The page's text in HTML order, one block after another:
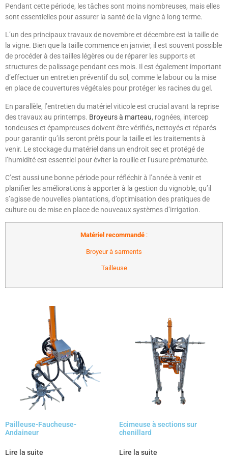
Pendant cette période, les tâches sont moins nombreuses, mais elles
sont essentielles pour assurer la santé de la vigne à long terme.
L’un des principaux travaux de novembre et décembre est la taille de
la vigne. Bien que la taille commence en janvier, il est souvent possible
de procéder à des tailles légères ou de réparer les supports et
structures de palissage pendant ces mois. Il est également important
d’effectuer un entretien préventif du sol, comme le labour ou la mise
en place de couvertures végétales pour protéger les racines du gel.
En parallèle, l’entretien du matériel viticole est crucial avant la reprise
des travaux au printemps. Broyeurs à marteau, rognées, intercep
tondeuses et épampreuses doivent être vérifiés, nettoyés et réparés
pour garantir qu’ils seront prêts pour la taille et les traitements à
venir. Le stockage du matériel dans un endroit sec et protégé de
l’humidité est essentiel pour éviter la rouille et l’usure prématurée.
C’est aussi une bonne période pour réfléchir à l’année à venir et
planifier les améliorations à apporter à la gestion du vignoble, qu’il
s’agisse de nouvelles plantations, d’optimisation des pratiques de
culture ou de mise en place de nouveaux systèmes d’irrigation.
Matériel recommandé :
Broyeur à sarments
Tailleuse
Pailleuse-Faucheuse-
Andaineur
Lire la suite
Ecimeuse à sections sur
chenillard
Lire la suite